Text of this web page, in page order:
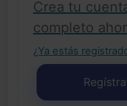
Crea tu
completo
¿Ya estás